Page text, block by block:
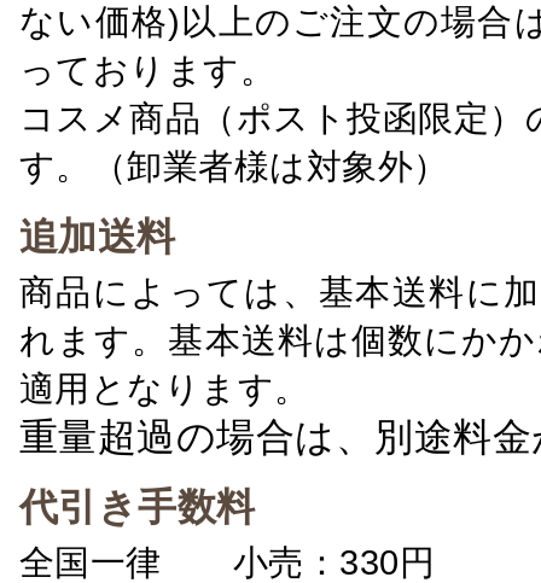
ない価格)以上のご注文の場合
っております。
コスメ商品（ポスト投函限定
す。（卸業者様は対象外）
追加送料
商品によっては、基本送料に
れます。基本送料は個数にか
適用となります。
重量超過の場合は、別途料
代引き手数料
全国一律 小売：330円 卸